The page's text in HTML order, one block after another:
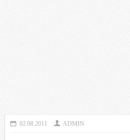
02.08.2011 ADMIN